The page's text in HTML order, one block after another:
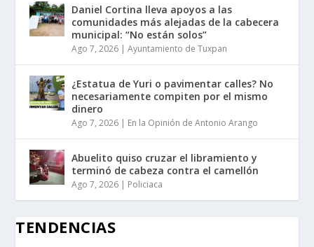
Daniel Cortina lleva apoyos a las
comunidades más alejadas de la cabecera
municipal: “No están solos”
Ago 7, 2026 |Ayuntamiento de Tuxpan
¿Estatua de Yuri o pavimentar calles? No
necesariamente compiten por el mismo
dinero
Ago 7, 2026 | En la Opinión de Antonio Arango
Abuelito quiso cruzar el libramiento y
terminó de cabeza contra el camellón
Ago 7, 2026 | Policiaca
TENDENCIAS